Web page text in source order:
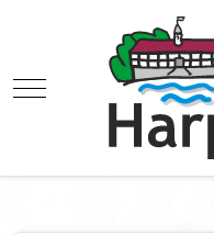
Mobile Menu Toggle